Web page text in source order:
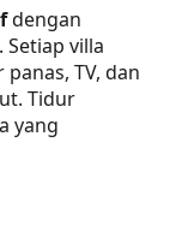
dengan
villa
TV, dan
Tidur
yang